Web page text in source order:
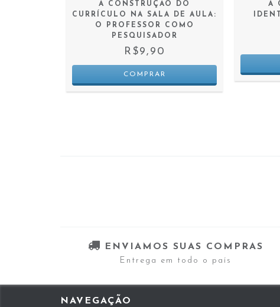
A CONSTRUÇÃO DO
CURRÍCULO NA SALA DE AULA:
O PROFESSOR COMO
PESQUISADOR
R$9,90
A
ENVIAMOS SUAS COMPRAS
Entrega em todo o país
NAVEGAÇÃO